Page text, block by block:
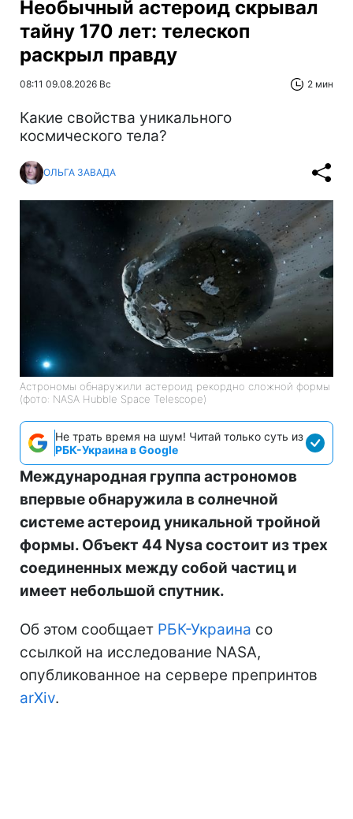
Необычный астероид скрывал
тайну 170 лет: телескоп
раскрыл правду
08:11 09.08.2026 Вс 2 мин
Какие свойства уникального
космического тела?
ОЛЬГА ЗАВАДА
Астрономы обнаружили астероид рекордно сложной формы
(фото: NASA Hubble Space Telescope)
Не трать время на шум! Читай только суть из
РБК-Украина в Google
Международная группа астрономов
впервые обнаружила в солнечной
системе астероид уникальной тройной
формы. Объект 44 Nysa состоит из трех
соединенных между собой частиц и
имеет небольшой спутник.
Об этом сообщает РБК-Украина со
ссылкой на исследование NASA,
опубликованное на сервере препринтов
arXiv.